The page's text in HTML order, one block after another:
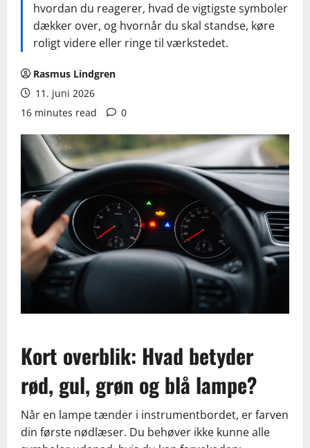
hvordan du reagerer, hvad de vigtigste symboler
dækker over, og hvornår du skal standse, køre
roligt videre eller ringe til værkstedet.
Rasmus Lindgren
11. juni 2026
16 minutes read
0
Kort overblik: Hvad betyder
rød, gul, grøn og blå lampe?
Når en lampe tænder i instrumentbordet, er farven
din første nødlæser. Du behøver ikke kunne alle